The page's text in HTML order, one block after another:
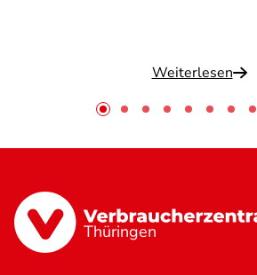
Weiterlesen
Thüringen